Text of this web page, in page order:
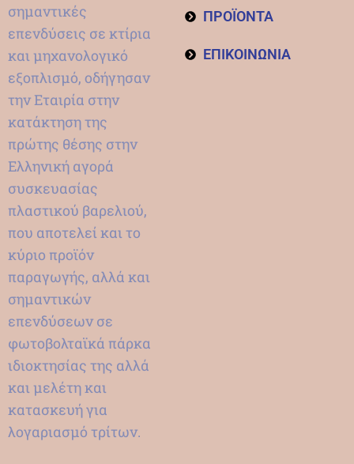
σημαντικές
επενδύσεις σε κτίρια
και μηχανολογικό
εξοπλισμό, οδήγησαν
την Εταιρία στην
κατάκτηση της
πρώτης θέσης στην
Ελληνική αγορά
συσκευασίας
πλαστικού βαρελιού,
που αποτελεί και το
κύριο προϊόν
παραγωγής, αλλά και
σημαντικών
επενδύσεων σε
φωτοβολταϊκά πάρκα
ιδιοκτησίας της αλλά
και μελέτη και
κατασκευή για
λογαριασμό τρίτων.
ΠΡΟΪΟΝΤΑ
ΕΠΙΚΟΙΝΩΝΙΑ